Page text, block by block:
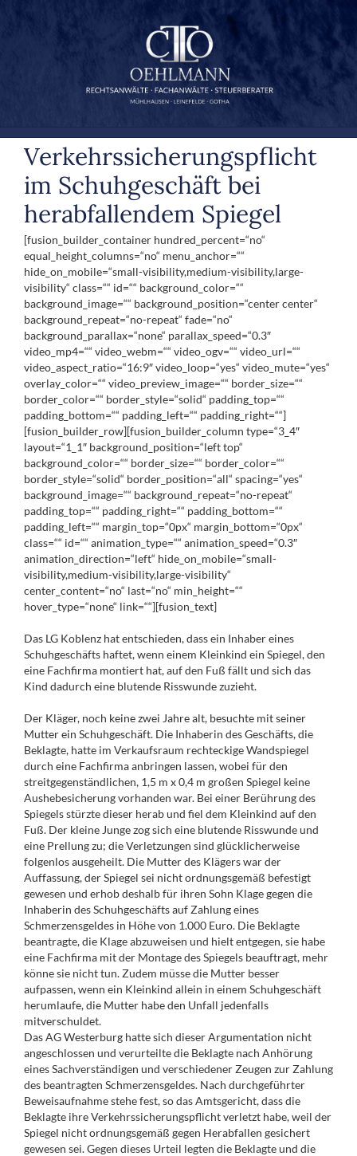
Verkehrssicherungspflicht
im Schuhgeschäft bei
herabfallendem Spiegel
[fusion_builder_container hundred_percent=“no“
equal_height_columns=“no“ menu_anchor=““
hide_on_mobile=“small-visibility,medium-visibility,large-
visibility“ class=““ id=““ background_color=““
background_image=““ background_position=“center center“
background_repeat=“no-repeat“ fade=“no“
background_parallax=“none“ parallax_speed=“0.3″
video_mp4=““ video_webm=““ video_ogv=““ video_url=““
video_aspect_ratio=“16:9″ video_loop=“yes“ video_mute=“yes“
overlay_color=““ video_preview_image=““ border_size=““
border_color=““ border_style=“solid“ padding_top=““
padding_bottom=““ padding_left=““ padding_right=““]
[fusion_builder_row][fusion_builder_column type=“3_4″
layout=“1_1″ background_position=“left top“
background_color=““ border_size=““ border_color=““
border_style=“solid“ border_position=“all“ spacing=“yes“
background_image=““ background_repeat=“no-repeat“
padding_top=““ padding_right=““ padding_bottom=““
padding_left=““ margin_top=“0px“ margin_bottom=“0px“
class=““ id=““ animation_type=““ animation_speed=“0.3″
animation_direction=“left“ hide_on_mobile=“small-
visibility,medium-visibility,large-visibility“
center_content=“no“ last=“no“ min_height=““
hover_type=“none“ link=““][fusion_text]
Das LG Koblenz hat entschieden, dass ein Inhaber eines
Schuhgeschäfts haftet, wenn einem Kleinkind ein Spiegel, den
eine Fachfirma montiert hat, auf den Fuß fällt und sich das
Kind dadurch eine blutende Risswunde zuzieht.
Der Kläger, noch keine zwei Jahre alt, besuchte mit seiner
Mutter ein Schuhgeschäft. Die Inhaberin des Geschäfts, die
Beklagte, hatte im Verkaufsraum rechteckige Wandspiegel
durch eine Fachfirma anbringen lassen, wobei für den
streitgegenständlichen, 1,5 m x 0,4 m großen Spiegel keine
Aushebesicherung vorhanden war. Bei einer Berührung des
Spiegels stürzte dieser herab und fiel dem Kleinkind auf den
Fuß. Der kleine Junge zog sich eine blutende Risswunde und
eine Prellung zu; die Verletzungen sind glücklicherweise
folgenlos ausgeheilt. Die Mutter des Klägers war der
Auffassung, der Spiegel sei nicht ordnungsgemäß befestigt
gewesen und erhob deshalb für ihren Sohn Klage gegen die
Inhaberin des Schuhgeschäfts auf Zahlung eines
Schmerzensgeldes in Höhe von 1.000 Euro. Die Beklagte
beantragte, die Klage abzuweisen und hielt entgegen, sie habe
eine Fachfirma mit der Montage des Spiegels beauftragt, mehr
könne sie nicht tun. Zudem müsse die Mutter besser
aufpassen, wenn ein Kleinkind allein in einem Schuhgeschäft
herumlaufe, die Mutter habe den Unfall jedenfalls
mitverschuldet.
Das AG Westerburg hatte sich dieser Argumentation nicht
angeschlossen und verurteilte die Beklagte nach Anhörung
eines Sachverständigen und verschiedener Zeugen zur Zahlung
des beantragten Schmerzensgeldes. Nach durchgeführter
Beweisaufnahme stehe fest, so das Amtsgericht, dass die
Beklagte ihre Verkehrssicherungspflicht verletzt habe, weil der
Spiegel nicht ordnungsgemäß gegen Herabfallen gesichert
gewesen sei. Gegen dieses Urteil legten die Beklagte und die